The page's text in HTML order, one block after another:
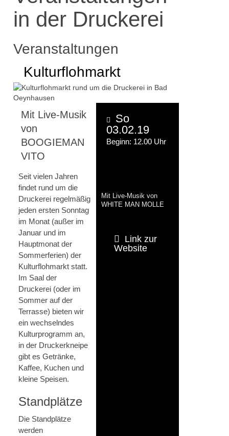
in der Druckerei
Veranstaltungen
Kulturflohmarkt
Mit Live-Musik
von
BOOGIEMAN
VITO
Seit vielen Jahren
findet rund um die
Druckerei regelmäßig
jeden ersten Sonntag
im Monat (außer im
Januar und im
Hauptmonat der
Sommerferien) der
Kulturflohmarkt statt.
Im Saal der
Druckerei (oder im
Sommer auf der
Terrasse) bieten wir
ein wechselndes
Kulturprogramm an,
in der Druckerkneipe
gibt es Getränke,
Kaffee, Kuchen und
kleine Speisen.
Standplätze
Die Standplätze
werden
So
03.02.19
Beginn: 12.00 Uhr
Mit Live-Musik von
WHITE MAN MOLLE
Link zur
Website